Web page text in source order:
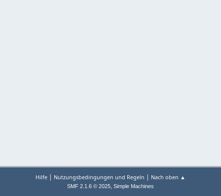
Hilfe | Nutzungsbedingungen und Regeln | Nach oben ▲
SMF 2.1.6 © 2025, Simple Machines